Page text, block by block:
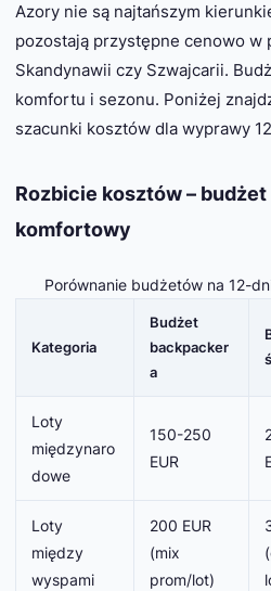
Azory nie są najtańszym
pozostają przystępne cenowo w
Skandynawii czy Szwajcarii.
komfortu i sezonu. Poniżej
szacunki kosztów dla wyprawy
Rozbicie kosztów –
komfortowy
Porównanie budżetów na 12-
Kategoria
Budżet
backpacker
a
Loty
międzynaro
dowe
150-250
EUR
Loty
między
wyspami
200 EUR
(mix
prom/lot)